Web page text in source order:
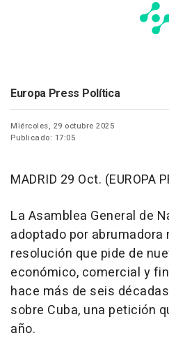
Europa Press Política
Miércoles, 29 octubre 2025
Publicado: 17:05
MADRID 29 Oct. (EUROPA
La Asamblea General de
adoptado por abrumadora
resolución que pide de
económico, comercial y
hace más de seis
sobre Cuba, una petición
año.